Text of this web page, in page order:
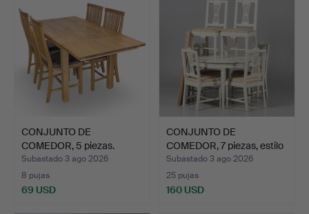
CONJUNTO DE
COMEDOR, 5 piezas.
Roble, con …
Subastado 3 ago 2026
8 pujas
69 USD
CONJUNTO DE
COMEDOR, 7 piezas, estilo
gust…
Subastado 3 ago 2026
25 pujas
160 USD